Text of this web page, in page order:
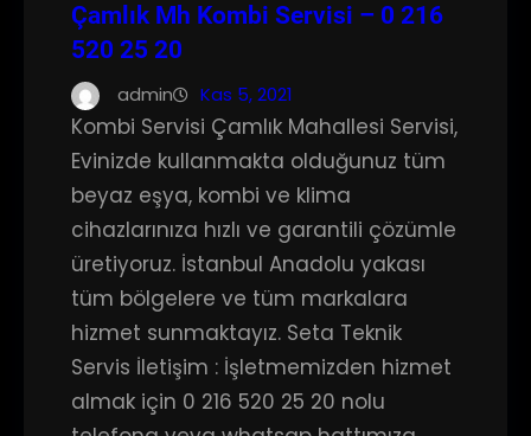
Çamlık Mh Kombi Servisi – 0 216
520 25 20
admin Kas 5, 2021
Kombi Servisi Çamlık Mahallesi Servisi,
Evinizde kullanmakta olduğunuz tüm
beyaz eşya, kombi ve klima
cihazlarınıza hızlı ve garantili çözümle
üretiyoruz. İstanbul Anadolu yakası
tüm bölgelere ve tüm markalara
hizmet sunmaktayız. Seta Teknik
Servis İletişim : İşletmemizden hizmet
almak için 0 216 520 25 20 nolu